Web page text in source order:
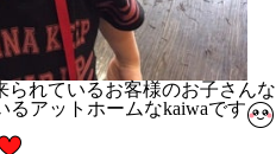
れているお客様のお子さんな
るアットホームなkaiwaです